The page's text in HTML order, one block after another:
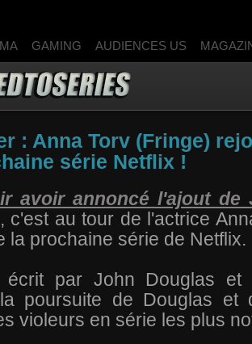
GAMING AUDIENCES US
: Anna Torv (Fringe)
série Netflix !
avoir annoncé l'ajout de
, c'est au tour de l'actrice
la prochaine série de Netflix.
écrit par John Douglas et
poursuite de Douglas et
violeurs en série les plus